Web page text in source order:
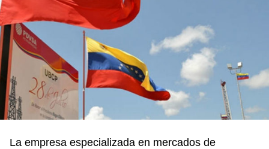
La empresa especializada en mercados de